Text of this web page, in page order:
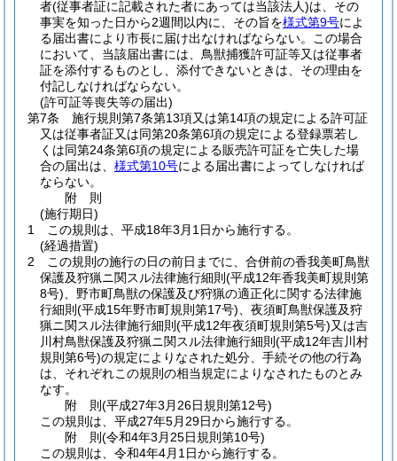
者(従事者証に記載された者にあっては当該法人)は、その
事実を知った日から2週間以内に、その旨を様式第9号によ
る届出書により市長に届け出なければならない。
この場合
において、当該届出書には、鳥獣捕獲許可証等又は従事者
証を添付するものとし、添付できないときは、その理由を
付記しなければならない。
(許可証等喪失等の届出)
第7条
施行規則第7条第13項又は第14項の規定による許可証
又は従事者証又は同第20条第6項の規定による登録票若し
くは同第24条第6項の規定による販売許可証を亡失した場
合の届出は、 様式第10号による届出書によってしなければ
ならない。
附 則
(施行期日)
1
この規則は、平成18年3月1日から施行する。
(経過措置)
2
この規則の施行の日の前日までに、合併前の香我美町鳥獣
保護及狩猟ニ関スル法律施行細則 (平成12年香我美町規則第
8号) 、野市町鳥獣の保護及び狩猟の適正化に関する法律施
行細則 (平成15年野市町規則第17号) 、夜須町鳥獣保護及狩
猟ニ関スル法律施行細則 (平成12年夜須町規則第5号)又は吉
川村鳥獣保護及狩猟ニ関スル法律施行細則 (平成12年吉川村
規則第6号)の規定によりなされた処分、手続その他の行為
は、それぞれこの規則の相当規定によりなされたものとみ
なす。
附 則(平成27年3月26日規則第12号)
この規則は、平成27年5月29日から施行する。
附 則(令和4年3月25日規則第10号)
この規則は、令和4年4月1日から施行する。